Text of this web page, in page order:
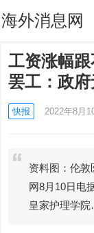
海外消息网
工资涨幅
罢工：政
快报 2022年8月
资料图：伦
网8月10日电
皇家护理学